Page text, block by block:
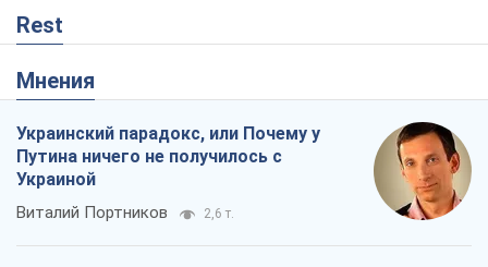
Rest
Мнения
Украинский парадокс, или Почему у
Путина ничего не получилось с
Украиной
Виталий Портников 2,6 т.